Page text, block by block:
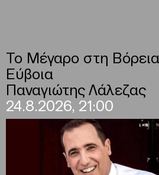
Το Μέγαρο στη Βόρεια
Εύβοια
Παναγιώτης Λάλεζας
24.8.2026, 21:00